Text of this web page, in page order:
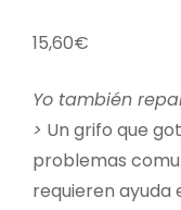
15,60€
Yo también
> Un grifo que
problemas
requieren ayuda